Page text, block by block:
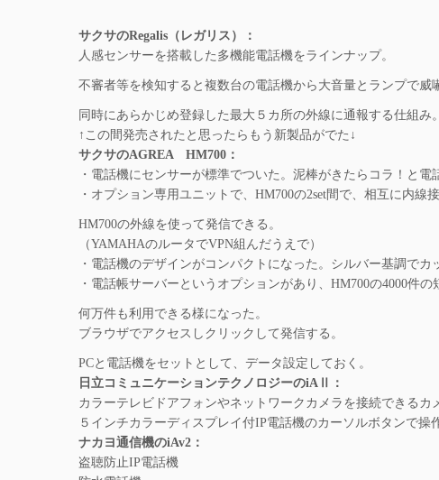
サクサのRegalis（レガリス）：
人感センサーを搭載した多機能電話機をラインナップ。
不審者等を検知すると複数台の電話機から大音量とランプで威
同時にあらかじめ登録した最大５カ所の外線に通報する仕組み。
↑この間発売されたと思ったらもう新製品がでた↓
サクサのAGREA HM700：
・電話機にセンサーが標準でついた。泥棒がきたらコラ！と電
・オプション専用ユニットで、HM700の2set間で、相互に内線
HM700の外線を使って発信できる。
（YAMAHAのルータでVPN組んだうえで）
・電話機のデザインがコンパクトになった。シルバー基調でカ
・電話帳サーバーというオプションがあり、HM700の4000件の
何万件も利用できる様になった。
ブラウザでアクセスしクリックして発信する。
PCと電話機をセットとして、データ設定しておく。
日立コミュニケーションテクノロジーのiAⅡ：
カラーテレビドアフォンやネットワークカメラを接続できるカ
５インチカラーディスプレイ付IP電話機のカーソルボタンで操
ナカヨ通信機のiAv2：
盗聴防止IP電話機